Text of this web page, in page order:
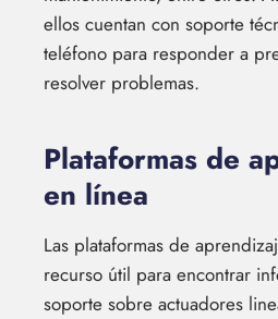
ellos cuentan con soporte
teléfono para responder a
resolver problemas.
Plataformas de
en línea
Las plataformas de
recurso útil para encontrar
soporte sobre actuadores